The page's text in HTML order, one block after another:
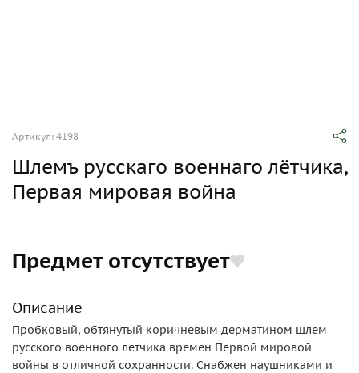
Артикул: 4198
Шлемъ русскаго военнаго лётчика,
Первая мировая война
Предмет отсутствует
Описание
Пробковый, обтянутый коричневым дерматином шлем
русского военного летчика времен Первой мировой
войны в отличной сохранности. Снабжен наушниками и